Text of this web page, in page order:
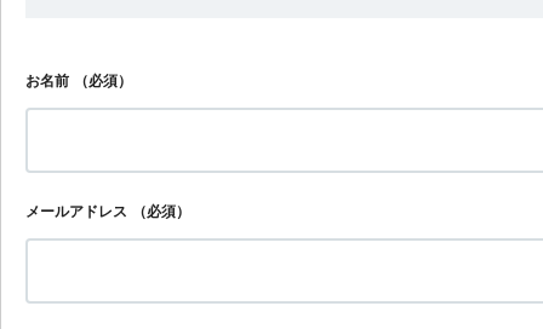
お名前 （必須）
メールアドレス （必須）